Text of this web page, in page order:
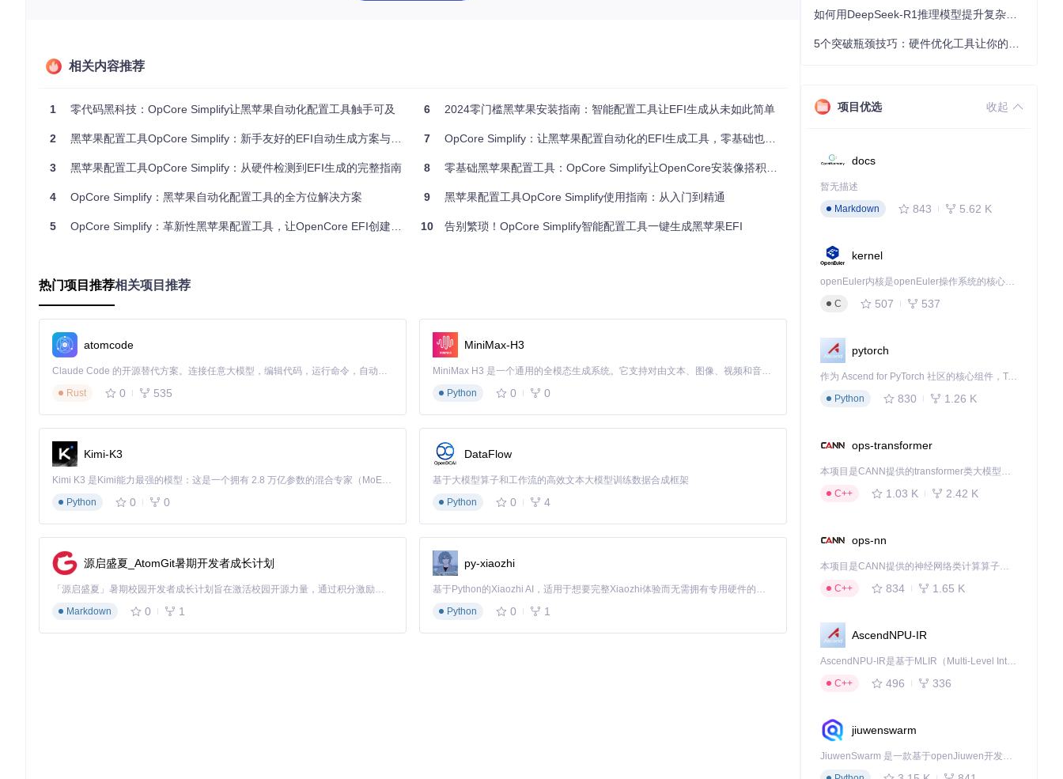
硬件检测
手动收集硬件信息，查阅兼容性列表
EFI生成
手动编辑config.plist文件 可视化配置，一键生成完整EFI
95%
错误诊断
查看冗长日志，逐一排查 内置错误代码解析与修复建议
75%
决策引擎：基于硬件特性推荐最佳配置组合，如根据CPU型号选择合适的SMBIOS
实施流程：决策树式配置路径
阶段一：硬件报告生成与验证
启动工具
Windows：双击运行OpCore-Simplify.bat
生成硬件报告
等待系统扫描完成（通常需要30-60秒）
✅验证标准：报告生成后显示"Hardware report loaded successfully"绿色提示 ⚠️常见误区：Linux/macOS用户需在Windows系统生成报告后导入，
原生不支持直接生成
阶段二：兼容性评估与决策
硬件兼容性检查
相关内容推荐
1 零代码黑科技：OpCore Simplify让黑苹果自动化配置工具触手可及
2 黑苹果配置工具OpCore Simplify：新手友好的EFI自动生成方案与效率提升指南
3 黑苹果配置工具OpCore Simplify：从硬件检测到EFI生成的完整指南
4 OpCore Simplify：黑苹果自动化配置工具的全方位解决方案
5 OpCore Simplify：革新性黑苹果配置工具，让OpenCore EFI创建智能化与轻松化
6 2024零门槛黑苹果安装指南：智能配置工具让EFI生成从未如此简单
7 OpCore Simplify：让黑苹果配置自动化的EFI生成工具，零基础也能轻松上手
8 零基础黑苹果配置工具：OpCore Simplify让OpenCore安装像搭积木一样简单
9 黑苹果配置工具OpCore Simplify使用指南：从入门到精通
10 告别繁琐！OpCore Simplify智能配置工具一键生成黑苹果EFI
热门项目推荐相关项目推荐
atomcode
Claude Code 的开源替代方案。连接任意大模型，编辑代码，运行命令，自动验证 — 全自动执行。用 Rust 构建，极致性能。 ｜ An open-source alternative to Claude Code. Connect any LLM, edit code, run commands, and verify changes — autonomously. Built in Rust for speed. Get Started
Rust
0 535
MiniMax-H3
MiniMax H3 是一个通用的全模态生成系统。它支持对由文本、图像、视频和音频组成的多模态上下文进行统一理解，并能生成分辨率高达 2K、时长可达 15 秒的带原生立体声音频的视频。得益于面向任务泛化的系统设计，H3 在预训练阶段就已具备广泛的多模态上下文理解与生成能力，能够出色地执行复杂的多模态指令。
Python
0 0
Kimi-K3
Kimi K3 是Kimi能力最强的模型：这是一个拥有 2.8 万亿参数的混合专家（MoE）模型，具备原生视觉理解能力，并支持 100 万 token 的上下文窗口。
Python
0 0
DataFlow
基于大模型算子和工作流的高效文本大模型训练数据合成框架
Python
0 4
源启盛夏_AtomGit暑期开发者成长计划
「源启盛夏」暑期校园开发者成长计划旨在激活校园开源力量，通过积分激励、认证扶持、资源倾斜等形式，引导高校组织和开发者完成「入驻 — 建项目 — 做贡献 — 获认证 — 得资源」的完整闭环。无论你是想带领社团入驻平台的组织者，还是希望用代码贡献证明自己的开发者，都能在这里找到属于你的成长路径。
Markdown
0 1
py-xiaozhi
基于Python的Xiaozhi AI，适用于想要完整Xiaozhi体验而无需拥有专用硬件的用户。
Python
0 1
项目优选 收起
docs
暂无描述
Markdown
843 5.62 K
kernel
openEuler内核是openEuler操作系统的核心，既是系统性能与稳定性的基石，也是连接处理器、设备与服务的桥梁。
C
507 537
pytorch
作为 Ascend for PyTorch 社区的核心组件，TorchNPU 是昇腾专为 PyTorch 打造的深度学习适配插件，使 PyTorch 框架能够直接调用昇腾 NPU，为开发者提供昇腾 AI 处理器的超强算力。
Python
830 1.26 K
ops-transformer
本项目是CANN提供的transformer类大模型算子库，实现网络在NPU上加速计算。
C++
1.03 K 2.42 K
ops-nn
本项目是CANN提供的神经网络类计算算子库，实现网络在NPU上加速计算。
C++
834 1.65 K
AscendNPU-IR
AscendNPU-IR是基于MLIR（Multi-Level Intermediate Representation）构建的，面向昇腾亲和算子编译时使用的中间表示，提供昇腾完备表达能力，通过编译优化提升昇腾AI处理器计算效率，支持通过生态框架使能昇腾AI处理器与深度调优
C++
496 336
jiuwenswarm
JiuwenSwarm 是一款基于openJiuwen开发的智能AI Agent，它能够将大语言模型的强大能力，通过你日常使用的各类通讯应用，直接延伸至你的指尖。